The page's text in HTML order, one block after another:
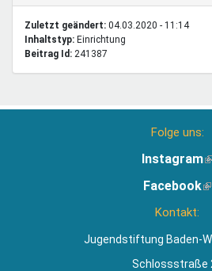
Zuletzt geändert: 04.03.2020 - 11:14
Inhaltstyp:
einrichtung
Beitrag Id: 241387
Folge uns:
Instagram
Facebook
Kontakt:
Jugendstiftung Baden-
Schlossstraße